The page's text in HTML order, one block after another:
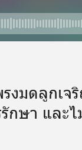
รงมดลูกเ
รักษา และ